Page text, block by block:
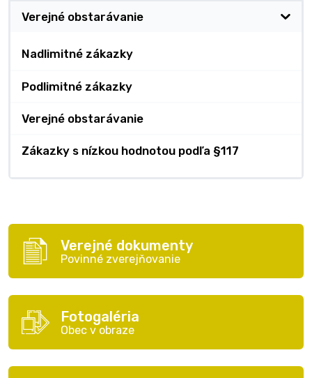
Verejné obstarávanie
Nadlimitné zákazky
Podlimitné zákazky
Verejné obstarávanie
Zákazky s nízkou hodnotou podľa §117
Verejné dokumenty
Povinné zverejňovanie
Fotogaléria
Obec v obraze